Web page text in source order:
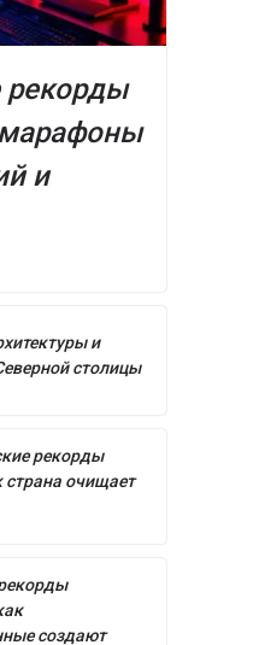
рекорды
и
и
столицы
рекорды
страна очищает
создают